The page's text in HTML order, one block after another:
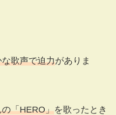
歌声で迫力がありま
「HERO」を歌ったとき